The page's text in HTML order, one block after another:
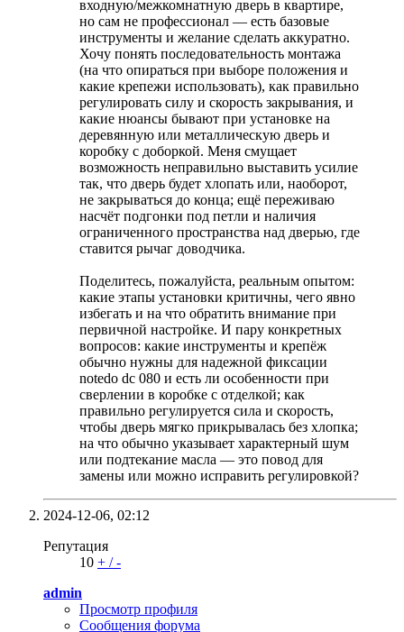
входную/межкомнатную дверь в квартире,
но сам не профессионал — есть базовые
инструменты и желание сделать аккуратно.
Хочу понять последовательность монтажа
(на что опираться при выборе положения и
какие крепежи использовать), как правильно
регулировать силу и скорость закрывания, и
какие нюансы бывают при установке на
деревянную или металлическую дверь и
коробку с доборкой. Меня смущает
возможность неправильно выставить усилие
так, что дверь будет хлопать или, наоборот,
не закрываться до конца; ещё переживаю
насчёт подгонки под петли и наличия
ограниченного пространства над дверью, где
ставится рычаг доводчика.
Поделитесь, пожалуйста, реальным опытом:
какие этапы установки критичны, чего явно
избегать и на что обратить внимание при
первичной настройке. И пару конкретных
вопросов: какие инструменты и крепёж
обычно нужны для надежной фиксации
notedo dc 080 и есть ли особенности при
сверлении в коробке с отделкой; как
правильно регулируется сила и скорость,
чтобы дверь мягко прикрывалась без хлопка;
на что обычно указывает характерный шум
или подтекание масла — это повод для
замены или можно исправить регулировкой?
2024-12-06, 02:12
Репутация
10 + /-
admin
Просмотр профиля
Сообщения форума